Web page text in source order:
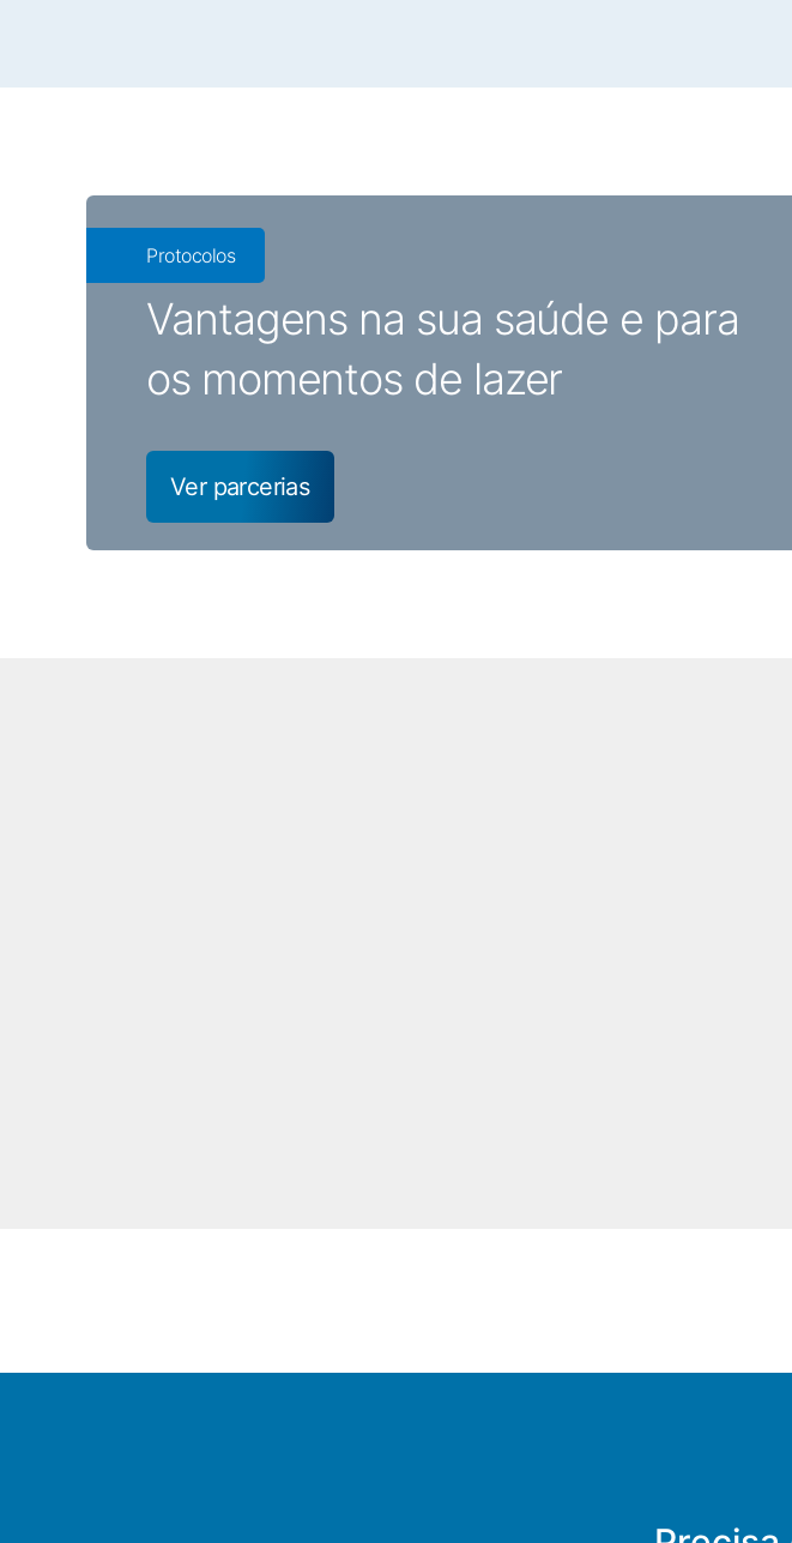
Protocolos
Vantagens na sua saúde e para
os momentos de lazer
Ver parcerias